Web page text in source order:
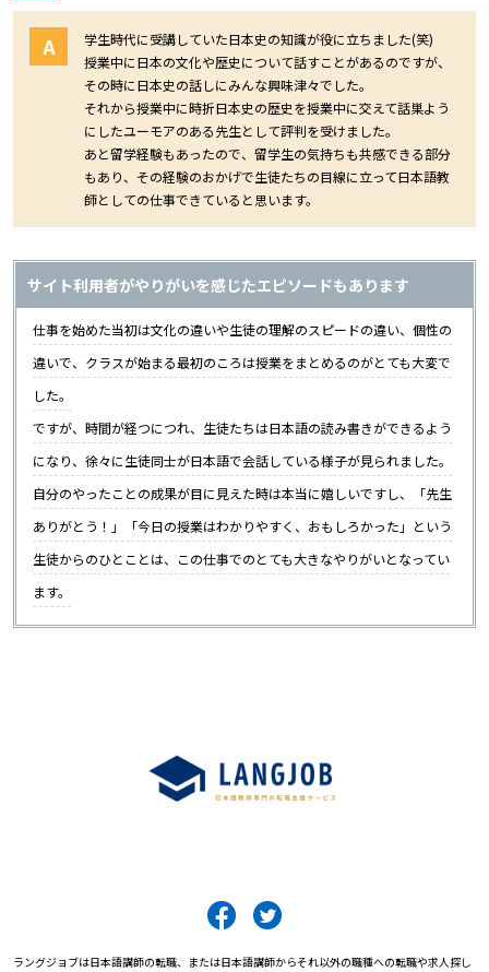
A
学生時代に受講していた日本史の知識が役に立ちました(笑)
授業中に日本の文化や歴史について話すことがあるのですが、
その時に日本史の話しにみんな興味津々でした。
それから授業中に時折日本史の歴史を授業中に交えて話巣よう
にしたユーモアのある先生として評判を受けました。
あと留学経験もあったので、留学生の気持ちも共感できる部分
もあり、その経験のおかげで生徒たちの目線に立って日本語教
師としての仕事できていると思います。
サイト利用者がやりがいを感じたエピソードもあります
仕事を始めた当初は文化の違いや生徒の理解のスピードの違い、個性の
違いで、クラスが始まる最初のころは授業をまとめるのがとても大変で
した。
ですが、時間が経つにつれ、生徒たちは日本語の読み書きができるよう
になり、徐々に生徒同士が日本語で会話している様子が見られました。
自分のやったことの成果が目に見えた時は本当に嬉しいですし、「先生
ありがとう！」「今日の授業はわかりやすく、おもしろかった」という
生徒からのひとことは、この仕事でのとても大きなやりがいとなってい
ます。
ラングジョブは日本語講師の転職、または日本語講師からそれ以外の職種への転職や求人探し